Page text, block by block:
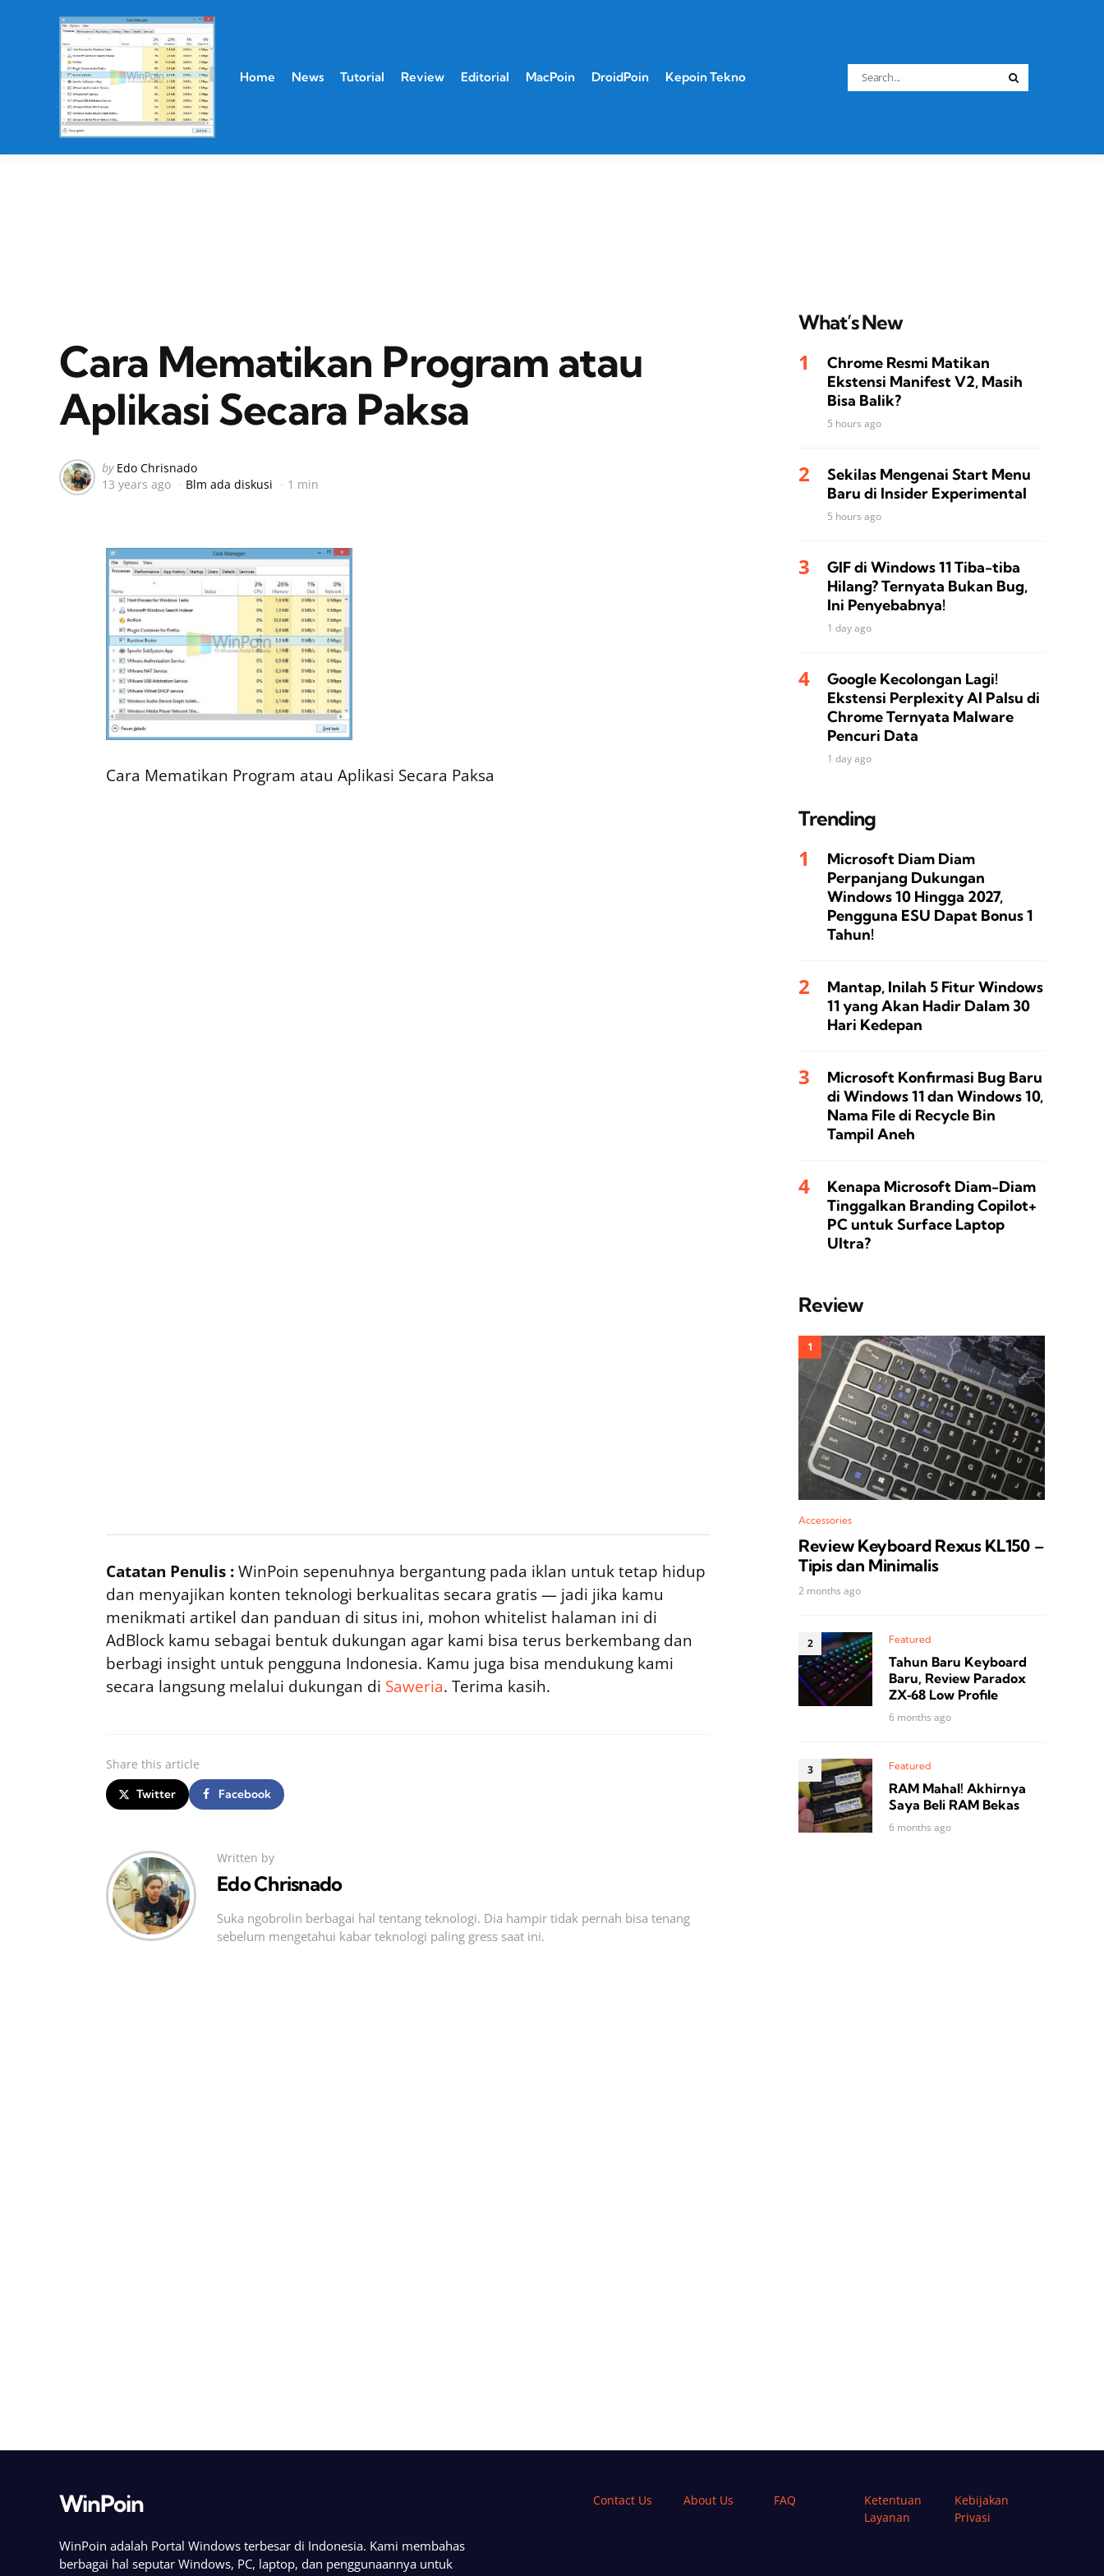
Home News Tutorial Review Editorial MacPoin DroidPoin Kepoin Tekno
Search
for:
Cara Mematikan Program atau
Aplikasi Secara Paksa
Posted
by
by Edo Chrisnado
13 years ago
Blm ada diskusi 1 min
Cara Mematikan Program atau Aplikasi Secara Paksa
Catatan Penulis :WinPoin sepenuhnya bergantung pada iklan untuk tetap hidup
dan menyajikan konten teknologi berkualitas secara gratis — jadi jika kamu
menikmati artikel dan panduan di situs ini, mohon whitelist halaman ini di
AdBlock kamu sebagai bentuk dukungan agar kami bisa terus berkembang dan
berbagi insight untuk pengguna Indonesia. Kamu juga bisa mendukung kami
secara langsung melalui dukungan di Saweria. Terima kasih.
Share this article
Twitter Facebook
Written by
Edo Chrisnado
Suka ngobrolin berbagai hal tentang teknologi. Dia hampir tidak pernah bisa tenang
sebelum mengetahui kabar teknologi paling gress saat ini.
What’s New
Chrome Resmi Matikan
Ekstensi Manifest V2, Masih
Bisa Balik?
5 hours ago
Sekilas Mengenai Start Menu
Baru di Insider Experimental
5 hours ago
GIF di Windows 11 Tiba-tiba
Hilang? Ternyata Bukan Bug,
Ini Penyebabnya!
1 day ago
Google Kecolongan Lagi!
Ekstensi Perplexity AI Palsu di
Chrome Ternyata Malware
Pencuri Data
1 day ago
Trending
Microsoft Diam Diam
Perpanjang Dukungan
Windows 10 Hingga 2027,
Pengguna ESU Dapat Bonus 1
Tahun!
Mantap, Inilah 5 Fitur Windows
11 yang Akan Hadir Dalam 30
Hari Kedepan
Microsoft Konfirmasi Bug Baru
di Windows 11 dan Windows 10,
Nama File di Recycle Bin
Tampil Aneh
Kenapa Microsoft Diam-Diam
Tinggalkan Branding Copilot+
PC untuk Surface Laptop
Ultra?
Review
Accessories
Review Keyboard Rexus KL150 –
Tipis dan Minimalis
2 months ago
Featured
Tahun Baru Keyboard
Baru, Review Paradox
ZX‑68 Low Profile
6 months ago
Featured
RAM Mahal! Akhirnya
Saya Beli RAM Bekas
6 months ago
WinPoin
WinPoin adalah Portal Windows terbesar di Indonesia. Kami membahas
berbagai hal seputar Windows, PC, laptop, dan penggunaannya untuk
Contact Us About Us FAQ
Ketentuan
Layanan
Kebijakan
Privasi